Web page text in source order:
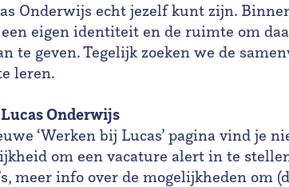
Onderwijs echt jezelf kunt zijn.
eigen identiteit en de ruimte om
te geven. Tegelijk zoeken we de
leren.
Onderwijs
‘Werken bij Lucas’ pagina vind je
om een vacature alert in te
meer info over de mogelijkheden om